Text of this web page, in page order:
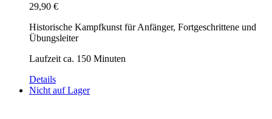
29,90 €
Historische Kampfkunst für Anfänger, Fortgeschrittene und
Übungsleiter
Laufzeit ca. 150 Minuten
Details
Nicht auf Lager